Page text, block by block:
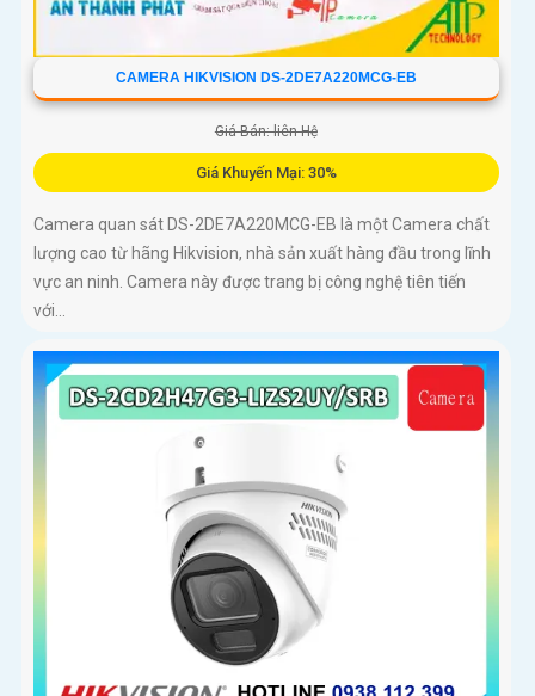
CAMERA HIKVISION DS-2DE7A220MCG-EB
Giá Bán: liên Hệ
Giá Khuyến Mại: 30%
Camera quan sát DS-2DE7A220MCG-EB là một Camera chất
lượng cao từ hãng Hikvision, nhà sản xuất hàng đầu trong lĩnh
vực an ninh. Camera này được trang bị công nghệ tiên tiến
với...